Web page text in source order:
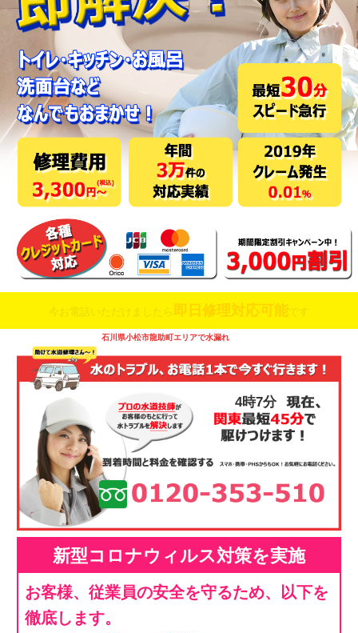
今お電話いただけましたら 即日修理対応可能 です
石川県小松市龍助町エリアで水漏れ
4時7分
新型コロナウィルス対策を実施
お客様、従業員の安全を守るため、以下を
徹底します。